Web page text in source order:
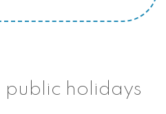
public holidays